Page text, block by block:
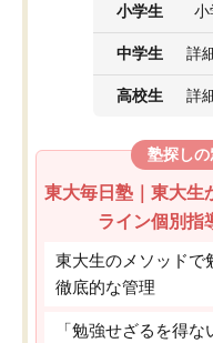
小学生 小
中学生 詳
高校生 詳
塾探し
東大毎日塾｜東大生
ライン個別指
東大生のメソッドで
徹底的な管理
「勉強せざるを得